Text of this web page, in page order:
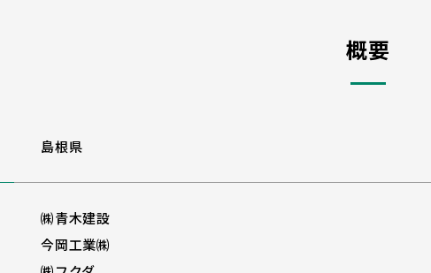
概要
島根県
㈱青木建設
今岡工業㈱